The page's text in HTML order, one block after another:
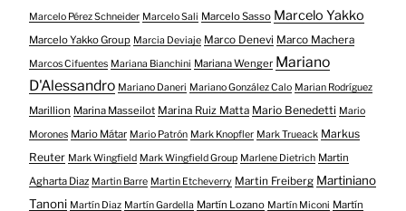
Marcelo Pérez Schneider Marcelo Sali Marcelo Sasso Marcelo Yakko
Marcelo Yakko Group Marcia Deviaje Marco Denevi Marco Machera
Marcos Cifuentes Mariana Bianchini Mariana Wenger Mariano
D'Alessandro Mariano Daneri Mariano González Calo Marian Rodríguez
Marillion Marina Masseilot Marina Ruiz Matta Mario Benedetti Mario
Morones Mario Mátar Mario Patrón Mark Knopfler Mark Trueack Markus
Reuter Mark Wingfield Mark Wingfield Group Marlene Dietrich Martin
Agharta Diaz Martin Barre Martin Etcheverry Martin Freiberg Martiniano
Tanoni Martín Diaz Martín Gardella Martín Lozano Martín Miconi Martín